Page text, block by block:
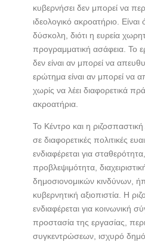
κυβερνήσει δεν μπορεί να
ιδεολογικό ακροατήριο.
δύσκολη, διότι η ευρεία
προγραμματική ασάφεια. Το
δεν είναι αν μπορεί να
ερώτημα είναι αν μπορεί να
χωρίς να λέει διαφορετικά
ακροατήρια.
Το Κέντρο και η ριζοσπαστική
σε διαφορετικές πολιτικές
ενδιαφέρεται για
προβλεψιμότητα,
δημοσιονομικών κινδύνων,
κυβερνητική αξιοπιστία. Η
ενδιαφέρεται για κοινωνική
προστασία της εργασίας,
συγκεντρώσεων, ισχυρό